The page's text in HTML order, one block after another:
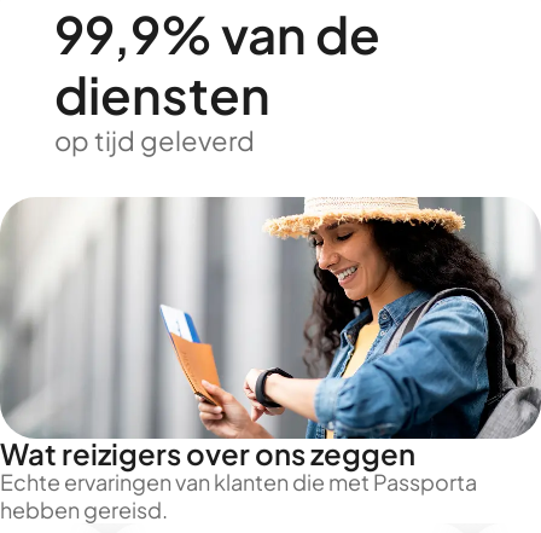
99,9% van de
diensten
op tijd geleverd
Wat reizigers over ons zeggen
Echte ervaringen van klanten die met Passporta
hebben gereisd.